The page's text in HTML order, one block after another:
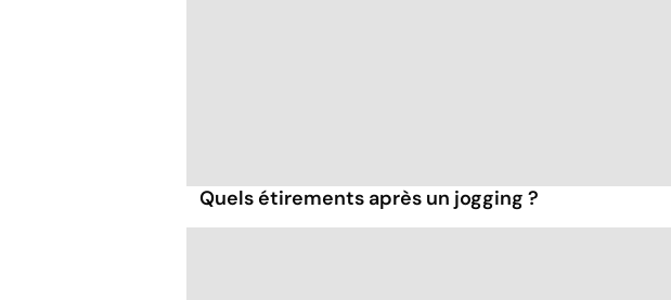
Quels étirements après un jogging ?